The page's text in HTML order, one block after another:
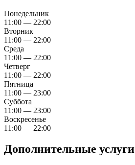
Понедельник
11:00 — 22:00
Вторник
11:00 — 22:00
Среда
11:00 — 22:00
Четверг
11:00 — 22:00
Пятница
11:00 — 23:00
Суббота
11:00 — 23:00
Воскресенье
11:00 — 22:00
Дополнительные услуги